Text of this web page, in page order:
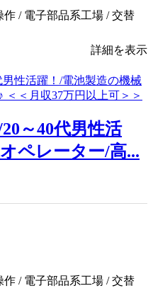
/ 電子部品系工場 / 交替
詳細を表示
～40代男性活
ペレーター/高...
/ 電子部品系工場 / 交替